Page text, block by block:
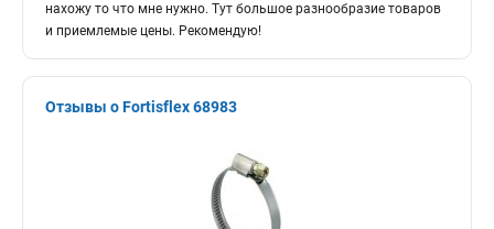
нахожу то что мне нужно. Тут большое разнообразие товаров
и приемлемые цены. Рекомендую!
Отзывы о Fortisflex 68983